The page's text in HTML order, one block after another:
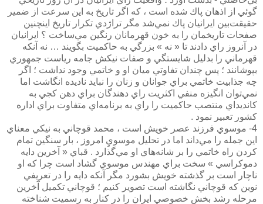
گوئي از اذهان پاك شده است ، كه اگر تاريخ به اين سرعت از ضمير
حقيقت‌بين ايرانيان پاك نمي‌شد مگر تراژدي تكرار تاريخ اينچنين
صفحات تاريخمان را به خون قهرمانان رنگين مي‌ساخت ؟ ايرانيان
در آنروز راي دادند تا « نه » بزرگي به حاكميت بگويند … نه آنكه
قهرماني را بدليل شايستگي و صفات نيكش جامه رياست جمهوري
بپوشانند ؛ پس چندان تفاوتي ميان او و خاتمي وجود نداشت ؛ اگر
چه جذابيت خاتمي براي جوانان و زنان را نبايد ناديده انگاشت اما
نمي‌توان انگيزه منفي اكثريت راي دهندگان براي دهن كجي به
كانديداي منتصب حاكميت را راي به برنامه‌اي متفاوت براي اداره
كشور تعبير نمود .
4- موسوي فرزند عصر خويش است ،‌ محمد قوچاني به نيكي معناي
اين جمله را مي‌داند اما در تحليل موسويِ امروز ، بار سنگين تمام
كردن راه خاتمي را بر شانه‌هاي او مي‌گذارد . قباي « آخرين دايه
دموكراسي » سخت براي مهندس موسوي گشاد است چرا كه او
ناچار است بر گذشته خويش بشورد مگر آنكه دايه را در تعريفي
نوين كه قوچاني نگاشته است تصوير كنيم ؛ قوچاني تكميل آخرين
مرحله رشد بخش خصوصي ايران را در كنار به رسميت شناخته